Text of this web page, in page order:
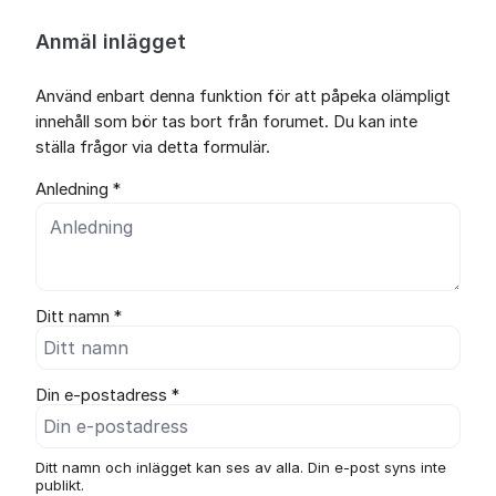
Anmäl inlägget
Använd enbart denna funktion för att påpeka olämpligt
innehåll som bör tas bort från forumet. Du kan inte
ställa frågor via detta formulär.
Anledning *
Ditt namn *
Din e-postadress *
Ditt namn och inlägget kan ses av alla. Din e-post syns inte
publikt.